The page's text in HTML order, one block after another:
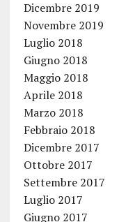
Dicembre 2019
Novembre 2019
Luglio 2018
Giugno 2018
Maggio 2018
Aprile 2018
Marzo 2018
Febbraio 2018
Dicembre 2017
Ottobre 2017
Settembre 2017
Luglio 2017
Giugno 2017